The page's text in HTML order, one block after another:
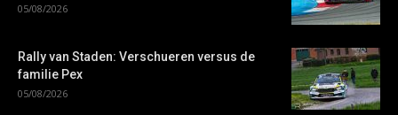
05/08/2026
Rally van Staden: Verschueren versus de
familie Pex
05/08/2026